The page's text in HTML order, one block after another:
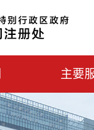
主要